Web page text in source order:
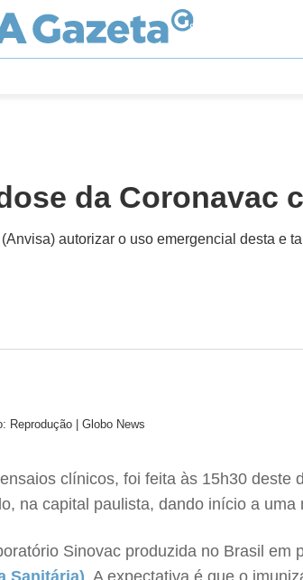
da Coronavac
autorizar o uso emergencial desta e
Reprodução | Globo News
clínicos, foi feita às 15h30 deste
na capital paulista, dando início a
Sinovac produzida no Brasil em
Sanitária). A expectativa é que o